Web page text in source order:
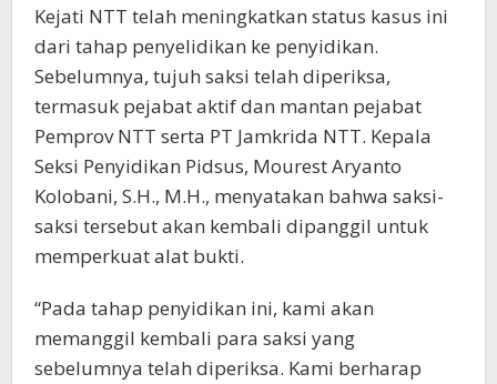
Kejati NTT telah meningkatkan status kasus ini
dari tahap penyelidikan ke penyidikan.
Sebelumnya, tujuh saksi telah diperiksa,
termasuk pejabat aktif dan mantan pejabat
Pemprov NTT serta PT Jamkrida NTT. Kepala
Seksi Penyidikan Pidsus, Mourest Aryanto
Kolobani, S.H., M.H., menyatakan bahwa saksi-
saksi tersebut akan kembali dipanggil untuk
memperkuat alat bukti.
“Pada tahap penyidikan ini, kami akan
memanggil kembali para saksi yang
sebelumnya telah diperiksa. Kami berharap